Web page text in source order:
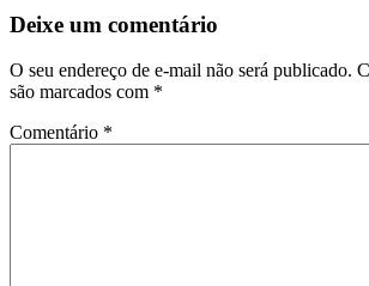
Deixe um comentário
O seu endereço de e-mail não será publicado.
são marcados com *
Comentário *